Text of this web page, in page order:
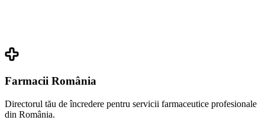
Farmacii România
Directorul tău de încredere pentru servicii farmaceutice profesionale
din România.